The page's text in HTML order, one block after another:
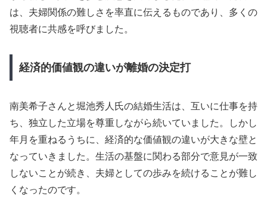
は、夫婦関係の難しさを率直に伝えるものであり、多くの
視聴者に共感を呼びました。
経済的価値観の違いが離婚の決定打
南美希子さんと堀池秀人氏の結婚生活は、互いに仕事を持
ち、独立した立場を尊重しながら続いていました。しかし
年月を重ねるうちに、経済的な価値観の違いが大きな壁と
なっていきました。生活の基盤に関わる部分で意見が一致
しないことが続き、夫婦としての歩みを続けることが難し
くなったのです。